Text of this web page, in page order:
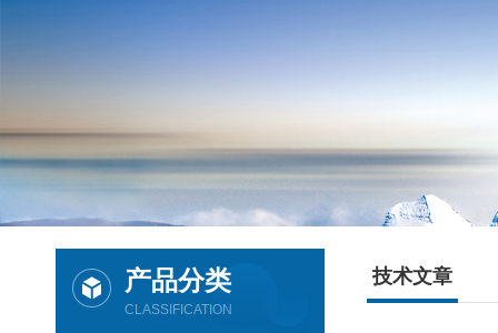
产品分类
CLASSIFICATION
技术文章